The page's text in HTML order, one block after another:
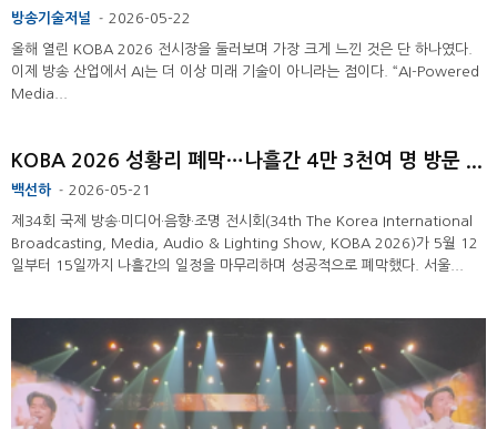
방송기술저널 - 2026-05-22
올해 열린 KOBA 2026 전시장을 둘러보며 가장 크게 느낀 것은 단 하나였다.
이제 방송 산업에서 AI는 더 이상 미래 기술이 아니라는 점이다. “AI-Powered
Media...
KOBA 2026 성황리 폐막…나흘간 4만 3천여 명 방문 ...
백선하 - 2026-05-21
제34회 국제 방송·미디어·음향·조명 전시회(34th The Korea International
Broadcasting, Media, Audio & Lighting Show, KOBA 2026)가 5월 12
일부터 15일까지 나흘간의 일정을 마무리하며 성공적으로 폐막했다. 서울...